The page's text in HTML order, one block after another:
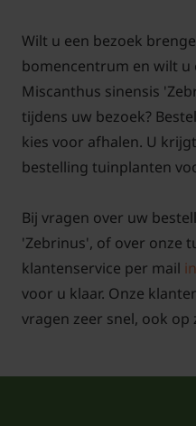
Over het algemeen is
geschikt om in een
bouwen met andere
sinensis 'Zebrinus' is
bontbladig is. Dit
met een anderevaste
worden. Gebruik in de
potgrond en zorg dat de
plant te laten groeien.
Wat is de beste
Wilt u een bezoek
bomencentrum en wilt u
Miscanthus sinensis
tijdens uw bezoek?
kies voor afhalen. U
bestelling tuinplanten
Bij vragen over uw
'Zebrinus', of over onze
klantenservice per mail
voor u klaar. Onze
vragen zeer snel, ook op